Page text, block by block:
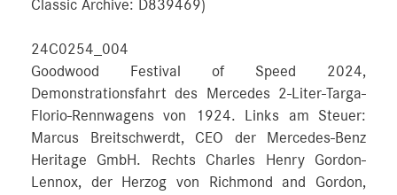
Classic Archive: D839469)
24C0254_004
Goodwood Festival of Speed 2024,
Demonstrationsfahrt des Mercedes 2-Liter-Targa-
Florio-Rennwagens von 1924. Links am Steuer:
Marcus Breitschwerdt, CEO der Mercedes-Benz
Heritage GmbH. Rechts Charles Henry Gordon-
Lennox, der Herzog von Richmond and Gordon,